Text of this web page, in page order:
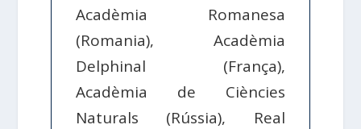
Acadèmia Romanesa
(Romania), Acadèmia
Delphinal (França),
Acadèmia de Ciències
Naturals (Rússia), Real